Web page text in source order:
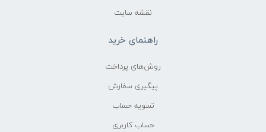
نقشه سایت
راهنمای خرید
روش‌های پرداخت
پیگیری سفارش
تسویه حساب
حساب کاربری